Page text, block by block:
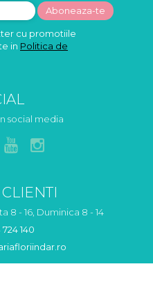
cu promotiile
in Politica de
social media
8 - 16, Duminica 8 - 14
140